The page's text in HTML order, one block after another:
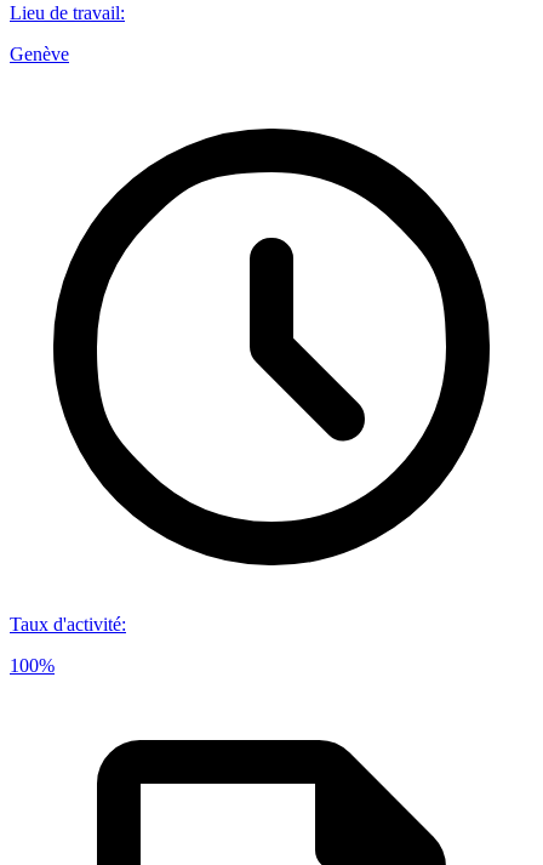
Lieu de travail:
Genève
Taux d'activité:
100%